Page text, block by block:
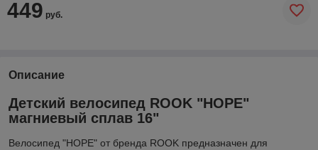
449 руб.
Описание
Детский велосипед ROOK "HOPE"
магниевый сплав 16"
Велосипед "HOPE" от бренда ROOK предназначен для